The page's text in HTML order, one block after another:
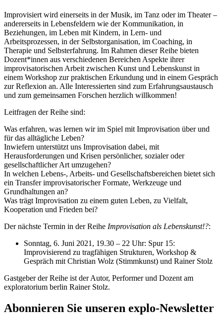
Improvisiert wird einerseits in der Musik, im Tanz oder im Theater –
andererseits in Lebensfeldern wie der Kommunikation, in
Beziehungen, im Leben mit Kindern, in Lern- und
Arbeitsprozessen, in der Selbstorganisation, im Coaching, in
Therapie und Selbsterfahrung. Im Rahmen dieser Reihe bieten
Dozent*innen aus verschiedenen Bereichen Aspekte ihrer
improvisatorischen Arbeit zwischen Kunst und Lebenskunst in
einem Workshop zur praktischen Erkundung und in einem Gespräch
zur Reflexion an. Alle Interessierten sind zum Erfahrungsaustausch
und zum gemeinsamen Forschen herzlich willkommen!
Leitfragen der Reihe sind:
Was erfahren, was lernen wir im Spiel mit Improvisation über und
für das alltägliche Leben?
Inwiefern unterstützt uns Improvisation dabei, mit
Herausforderungen und Krisen persönlicher, sozialer oder
gesellschaftlicher Art umzugehen?
In welchen Lebens-, Arbeits- und Gesellschaftsbereichen bietet sich
ein Transfer improvisatorischer Formate, Werkzeuge und
Grundhaltungen an?
Was trägt Improvisation zu einem guten Leben, zu Vielfalt,
Kooperation und Frieden bei?
Der nächste Termin in der Reihe Improvisation als Lebenskunst!?:
Sonntag, 6. Juni 2021, 19.30 – 22 Uhr: Spur 15:
Improvisierend zu tragfähigen Strukturen, Workshop &
Gespräch mit Christian Wolz (Stimmkunst) und Rainer Stolz
Gastgeber der Reihe ist der Autor, Performer und Dozent am
exploratorium berlin Rainer Stolz.
Abonnieren Sie unseren explo-Newsletter